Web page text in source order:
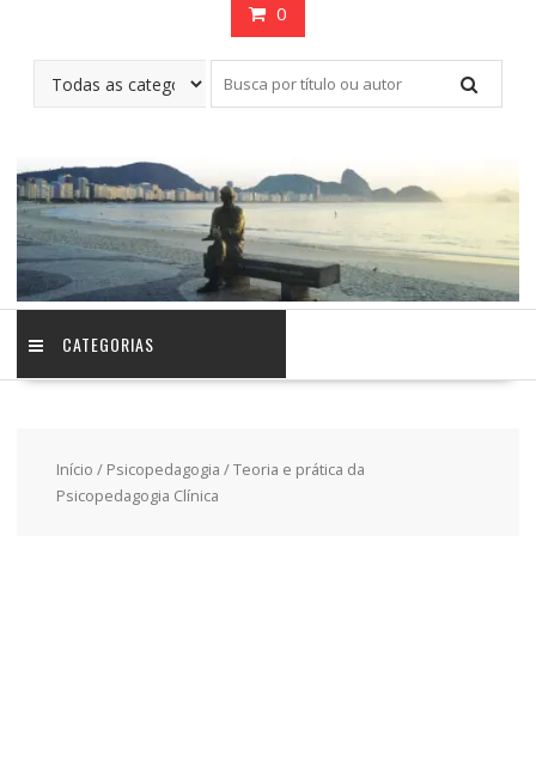
0
CATEGORIAS
Início / Psicopedagogia / Teoria e prática da
Psicopedagogia Clínica